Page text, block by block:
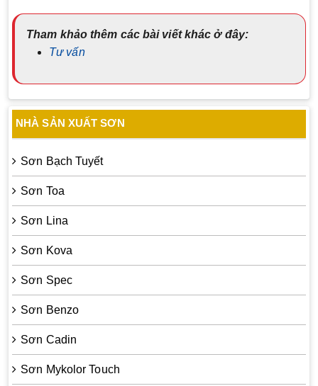
Tham khảo thêm các bài viết khác ở đây:
Tư vấn
NHÀ SẢN XUẤT SƠN
Sơn Bạch Tuyết
Sơn Toa
Sơn Lina
Sơn Kova
Sơn Spec
Sơn Benzo
Sơn Cadin
Sơn Mykolor Touch